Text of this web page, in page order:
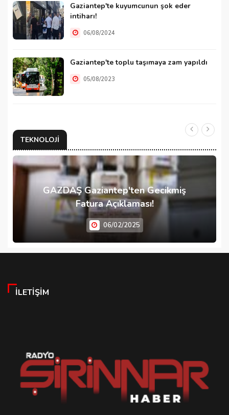
Gaziantep'te kuyumcunun şok eder
intiharı!
06/08/2024
Gaziantep'te toplu taşımaya zam yapıldı
05/08/2023
TEKNOLOJI
GAZDAŞ Gaziantep'ten Gecikmiş
Fatura Açıklaması!
06/02/2025
İLETIŞIM